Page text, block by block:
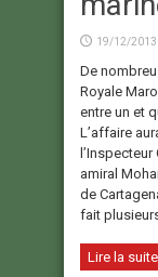
19/12/2013
De
Royale
entre un et
L’affaire
amiral
de
fait
Lire la